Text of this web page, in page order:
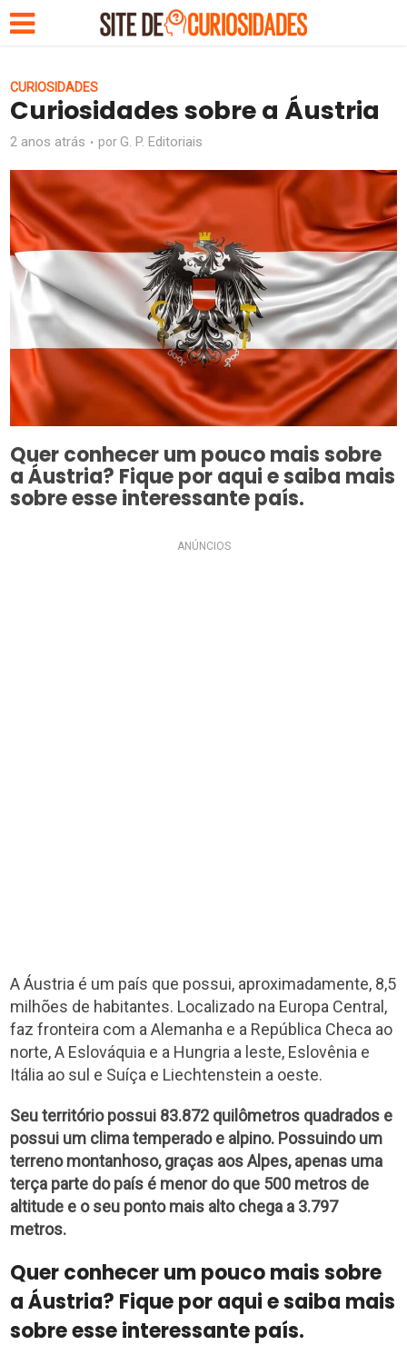
CURIOSIDADES
Curiosidades sobre a Áustria
2 anos atrás porG. P. Editoriais
Quer conhecer um pouco mais sobre
a Áustria? Fique por aqui e saiba mais
sobre esse interessante país.
ANÚNCIOS
A Áustria é um país que possui, aproximadamente, 8,5
milhões de habitantes. Localizado na Europa Central,
faz fronteira com a Alemanha e a República Checa ao
norte, A Eslováquia e a Hungria a leste, Eslovênia e
Itália ao sul e Suíça e Liechtenstein a oeste.
Seu território possui 83.872 quilômetros quadrados e
possui um clima temperado e alpino. Possuindo um
terreno montanhoso, graças aos Alpes, apenas uma
terça parte do país é menor do que 500 metros de
altitude e o seu ponto mais alto chega a 3.797
metros.
Quer conhecer um pouco mais sobre
a Áustria? Fique por aqui e saiba mais
sobre esse interessante país.